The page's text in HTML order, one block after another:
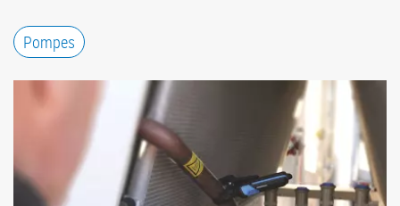
Pompes